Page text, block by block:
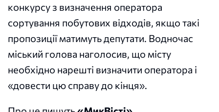
конкурсу з визначення оператора
сортування побутових відходів, якщо такі
пропозиції матимуть депутати. Водночас
міський голова наголосив, що місту
необхідно нарешті визначити оператора і
«довести цю справу до кінця».